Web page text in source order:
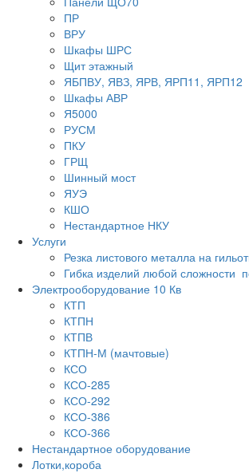
ПР
ВРУ
Шкафы ШРС
Щит этажный
ЯБПВУ, ЯВЗ, ЯРВ, ЯРП11, ЯРП12
Шкафы АВР
Я5000
РУСМ
ПКУ
ГРЩ
Шинный мост
ЯУЭ
КШО
Нестандартное НКУ
Услуги
Резка листового металла на
Гибка изделий любой сложности
Электрооборудование 10 Кв
КТП
КТПН
КТПВ
КТПН-М (мачтовые)
КСО
КСО-285
КСО-292
КСО-386
КСО-366
Нестандартное оборудование
Лотки,короба